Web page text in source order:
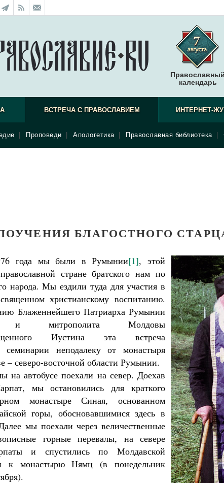
Православный
календарь
ВСТРЕЧА С ПРАВОСЛАВИЕМ
Проповеди Апологетика Православная библиотека
ИНТЕРНЕТ-
БЛАГОСТНОГО
года мы были в Румынии[1], этой
стране братского нам по
народа. Мы ездили туда для участия в
христианскому воспитанию.
Блаженнейшего Патриарха Румынии
и митрополита Молдовы
Иустина эта встреча
семинарии неподалеку от монастыря
северо-восточной области Румынии.
на автобусе поехали на север. Доехав
мы остановились для краткого
монастыре Синая, основанном
горы, обосновавшимися здесь в
мы поехали через величественные
горные перевалы, на севере
и спустились по Молдавской
к монастырю Нямц (в понедельник